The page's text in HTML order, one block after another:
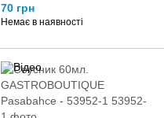
70 грн
Немає в наявності